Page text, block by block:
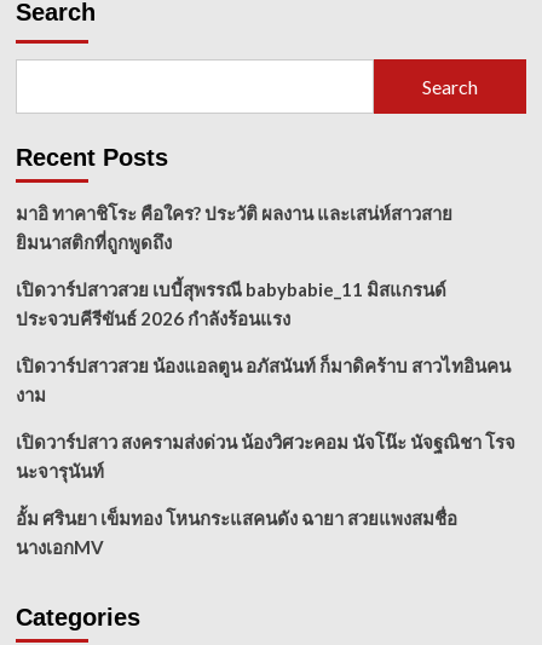
Search
Search
Recent Posts
มาอิ ทาคาชิโระ คือใคร? ประวัติ ผลงาน และเสน่ห์สาวสาย
ยิมนาสติกที่ถูกพูดถึง
เปิดวาร์ปสาวสวย เบบี้สุพรรณี babybabie_11 มิสแกรนด์
ประจวบคีรีขันธ์ 2026 กำลังร้อนแรง
เปิดวาร์ปสาวสวย น้องแอลตูน อภัสนันท์ ก็มาดิคร้าบ สาวไทอินคน
งาม
เปิดวาร์ปสาว สงครามส่งด่วน น้องวิศวะคอม นัจโน๊ะ นัจฐณิชา โรจ
นะจารุนันท์
อั้ม ศรินยา เข็มทอง โหนกระแสคนดัง ฉายา สวยแพงสมชื่อ
นางเอกMV
Categories